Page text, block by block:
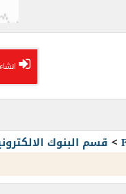
> قسم البنوك